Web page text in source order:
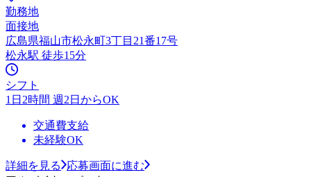
勤務地
面接地
広島県福山市松永町3丁目21番17号
松永駅 徒歩15分
シフト
1日2時間 週2日からOK
交通費支給
未経験OK
詳細を見る
応募画面に進む